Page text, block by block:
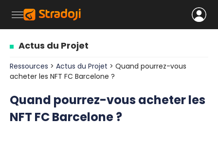
Actus du Projet
Ressources > Actus du Projet > Quand pourrez-vous
acheter les NFT FC Barcelone ?
Quand pourrez-vous acheter les
NFT FC Barcelone ?